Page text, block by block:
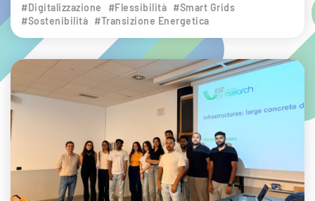
#Digitalizzazione #Flessibilità #Smart Grids
#Sostenibilità #Transizione Energetica